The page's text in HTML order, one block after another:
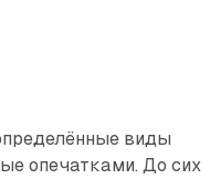
виды
опечатками. До сих